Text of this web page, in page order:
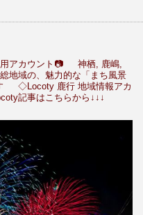
アカウント📷
神栖, 鹿嶋,
地域の、魅力的な「まち風景
◇Locoty 鹿行 地域情報アカ
記事はこちらから↓↓↓